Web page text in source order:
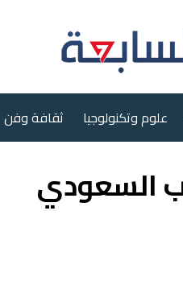
علوم وتكنولوجيا ثقافة وفن
السعودي